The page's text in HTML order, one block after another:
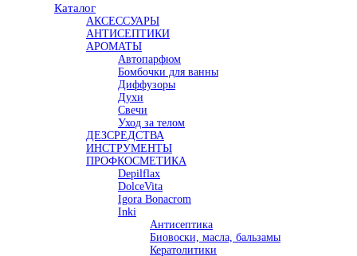
Каталог
АКСЕССУАРЫ
АНТИСЕПТИКИ
АРОМАТЫ
Автопарфюм
Бомбочки для ванны
Диффузоры
Духи
Свечи
Уход за телом
ДЕЗСРЕДСТВА
ИНСТРУМЕНТЫ
ПРОФКОСМЕТИКА
Depilflax
DolceVita
Igora Bonacrom
Inki
Антисептика
Биовоски, масла, бальзамы
Кератолитики